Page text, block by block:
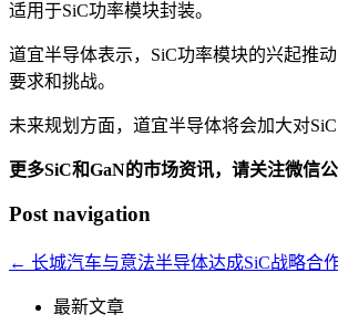
适用于SiC功率模块封装。
道宜半导体表示，SiC功率模块的兴起推
要求和挑战。
未来规划方面，道宜半导体将会加大对
更多SiC和GaN的市场资讯，请关注微信
Post navigation
← 长城汽车与意法半导体达成SiC战略合
最新文章